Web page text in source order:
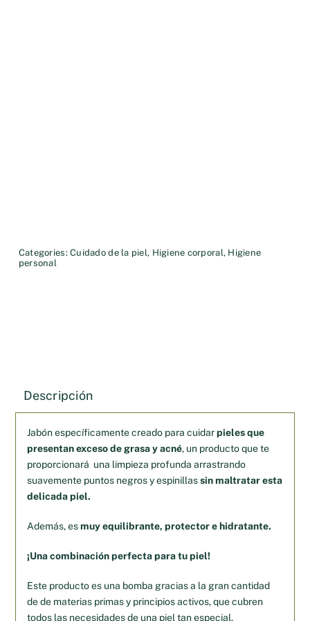
Categories:Cuidado de la piel, Higiene corporal, Higiene
personal
Descripción
Jabón específicamente creado para cuidarpieles que
presentan exceso de grasa y acné, un producto que te
proporcionará una limpieza profunda arrastrando
suavemente puntos negros y espinillassin maltratar esta
delicada piel.
Además, esmuy equilibrante, protector e hidratante.
¡Una combinación perfecta para tu piel!
Este producto es una bomba gracias a la gran cantidad
de de materias primas y principios activos, que cubren
todos las necesidades de una piel tan especial.